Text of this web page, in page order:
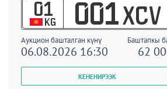
01
KG 001 XCV
Аукцион башталган күнү Баштапкы
06.08.2026 16:30 62